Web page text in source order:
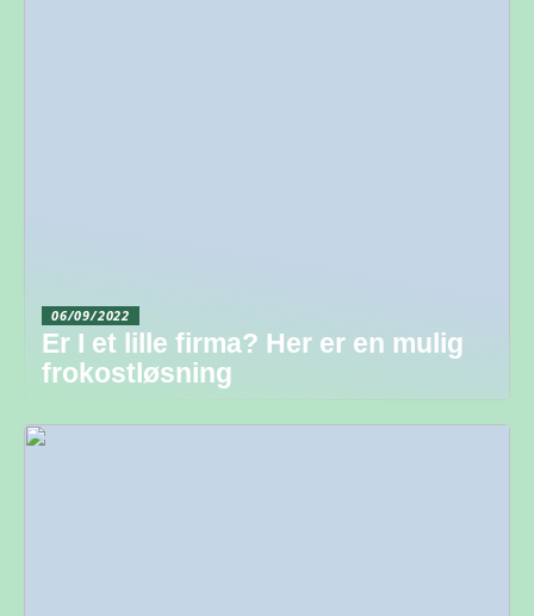
06/09/2022
Er I et lille firma? Her er en mulig
frokostløsning